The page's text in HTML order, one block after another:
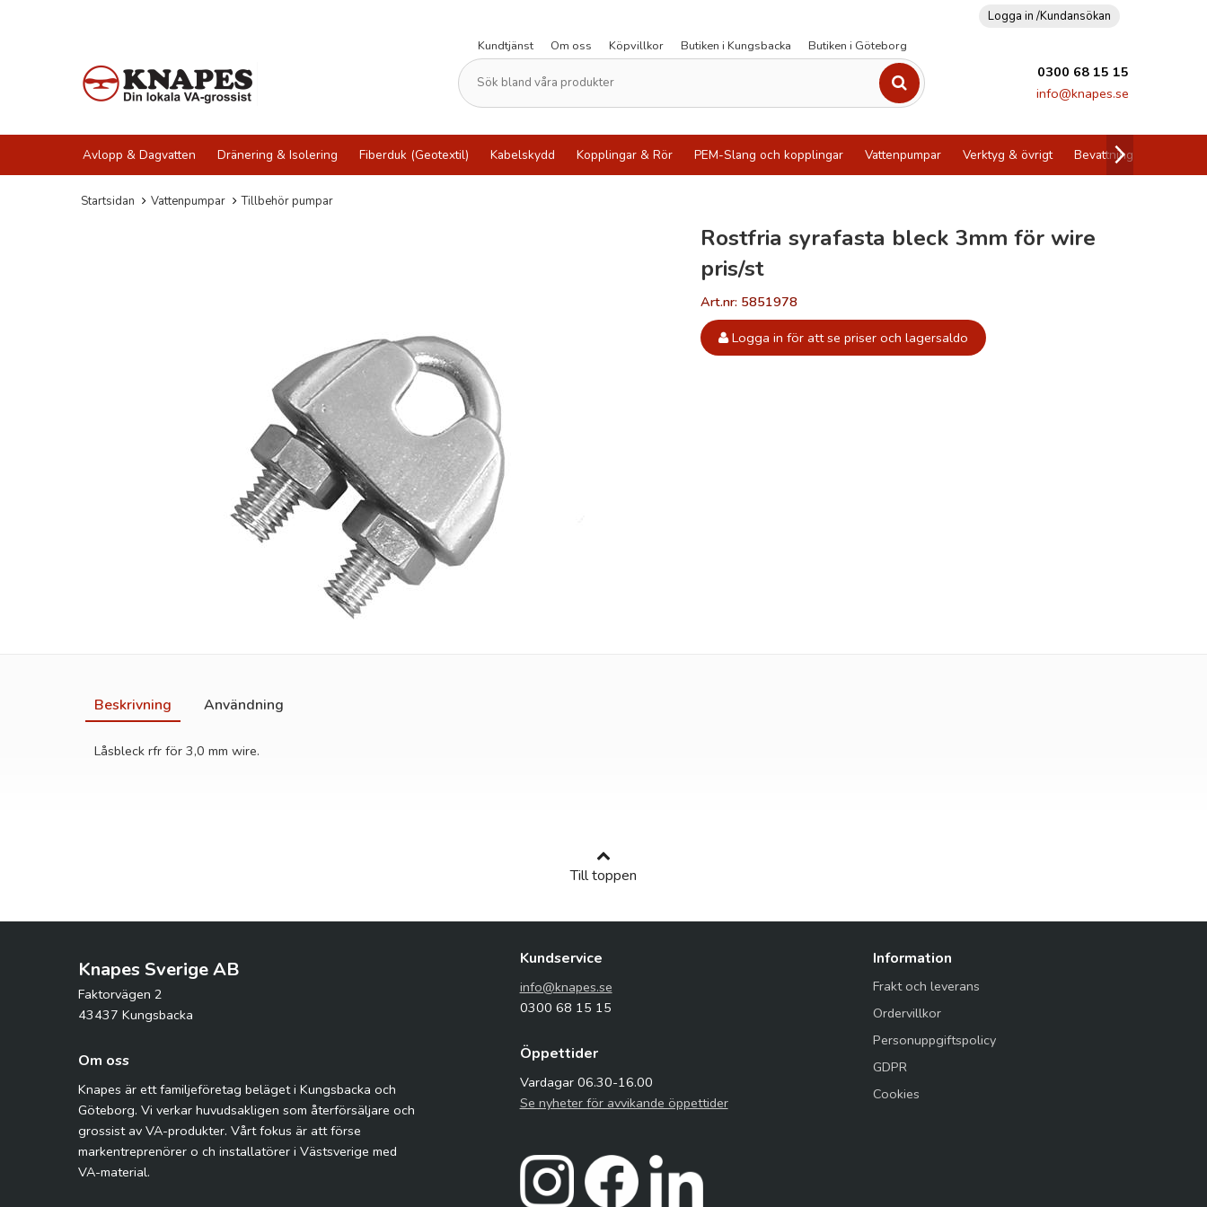
Logga in /Kundansökan
Kundtjänst
Om oss Köpvillkor Butiken i Kungsbacka Butiken i Göteborg
0300 68 15 15
info@knapes.se
Avlopp & Dagvatten Dränering & Isolering Fiberduk (Geotextil) Kabelskydd Kopplingar & Rör PEM-Slang och kopplingar Vattenpumpar Verktyg & övrigt Bevattning
Startsidan Vattenpumpar Tillbehör pumpar
Rostfria syrafasta bleck 3mm för wire
pris/st
Art.nr: 5851978
Logga in för att se priser och lagersaldo
Beskrivning Användning
Låsbleck rfr för 3,0 mm wire.
Till toppen
Knapes Sverige AB
Faktorvägen 2
43437 Kungsbacka
Om oss
Knapes är ett familjeföretag beläget i Kungsbacka och
Göteborg. Vi verkar huvudsakligen som återförsäljare och
grossist av VA-produkter. Vårt fokus är att förse
markentreprenörer o ch installatörer i Västsverige med
VA-material.
Kundservice
info@knapes.se
0300 68 15 15
Öppettider
Vardagar 06.30-16.00
Se nyheter för avvikande öppettider
Information
Frakt och leverans
Ordervillkor
Personuppgiftspolicy
GDPR
Cookies